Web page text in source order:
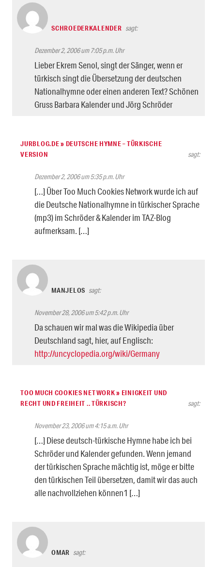
SCHROEDERKALENDER sagt:
Dezember 2, 2006 um 7:05 p.m. Uhr
Lieber Ekrem Senol, singt der Sänger, wenn er
türkisch singt die Übersetzung der deutschen
Nationalhymne oder einen anderen Text? Schönen
Gruss Barbara Kalender und Jörg Schröder
JURBLOG.DE » DEUTSCHE HYMNE – TÜRKISCHE
VERSION
sagt:
Dezember 2, 2006 um 5:35 p.m. Uhr
[…] Über Too Much Cookies Network wurde ich auf
die Deutsche Nationalhymne in türkischer Sprache
(mp3) im Schröder & Kalender im TAZ-Blog
aufmerksam. […]
MANJELOS sagt:
November 28, 2006 um 5:42 p.m. Uhr
Da schauen wir mal was die Wikipedia über
Deutschland sagt, hier, auf Englisch:
http://uncyclopedia.org/wiki/Germany
TOO MUCH COOKIES NETWORK » EINIGKEIT UND
RECHT UND FREIHEIT .. TÜRKISCH?
sagt:
November 23, 2006 um 4:15 a.m. Uhr
[…] Diese deutsch-türkische Hymne habe ich bei
Schröder und Kalender gefunden. Wenn jemand
der türkischen Sprache mächtig ist, möge er bitte
den türkischen Teil übersetzen, damit wir das auch
alle nachvollziehen können1 […]
OMAR sagt: